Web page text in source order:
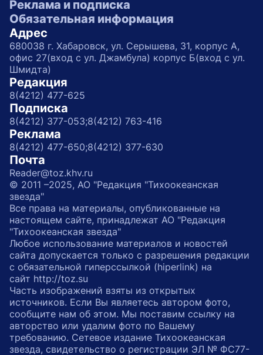
Реклама и подписка
Обязательная информация
Адрес
680038 г. Хабаровск, ул. Серышева, 31, корпус А,
офис 27(вход с ул. Джамбула) корпус Б(вход с ул.
Шмидта)
Редакция
8(4212) 477-625
Подписка
8(4212) 377-053;8(4212) 763-416
Реклама
8(4212) 477-650;8(4212) 377-630
Почта
Reader@toz.khv.ru
© 2011 –2025, АО "Редакция "Тихоокеанская
звезда"
Все права на материалы, опубликованные на
настоящем сайте, принадлежат АО "Редакция
"Тихоокеанская звезда"
Любое использование материалов и новостей
сайта допускается только с разрешения редакции
с обязательной гиперссылкой (hiperlink) на
сайт http://toz.su
Часть изображений взяты из открытых
источников. Если Вы являетесь автором фото,
сообщите нам об этом. Мы поставим ссылку на
авторство или удалим фото по Вашему
требованию. Сетевое издание Тихоокеанская
звезда, свидетельство о регистрации ЭЛ № ФС77-